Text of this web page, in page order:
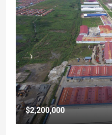
$2,200,000